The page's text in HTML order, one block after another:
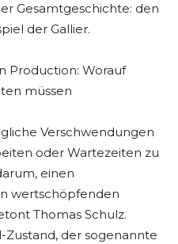
Gesamtgeschichte: den
der Gallier.
Production: Worauf
müssen
Verschwendungen
oder Wartezeiten zu
einen
wertschöpfenden
Thomas Schulz.
der sogenannte